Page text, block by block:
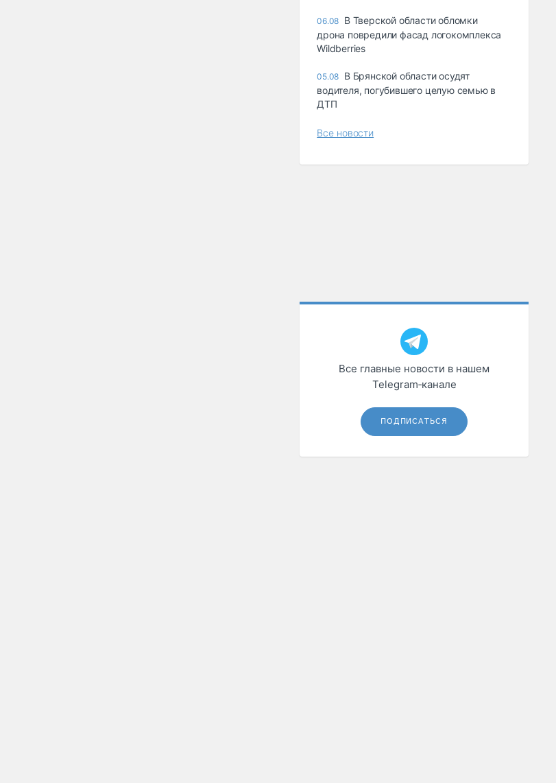
06.08 В Тверской области обломки
дрона повредили фасад логокомплекса
Wildberries
05.08 В Брянской области осудят
водителя, погубившего целую семью в
ДТП
Все новости
Все главные новости в нашем
Telegram‑канале
ПОДПИСАТЬСЯ